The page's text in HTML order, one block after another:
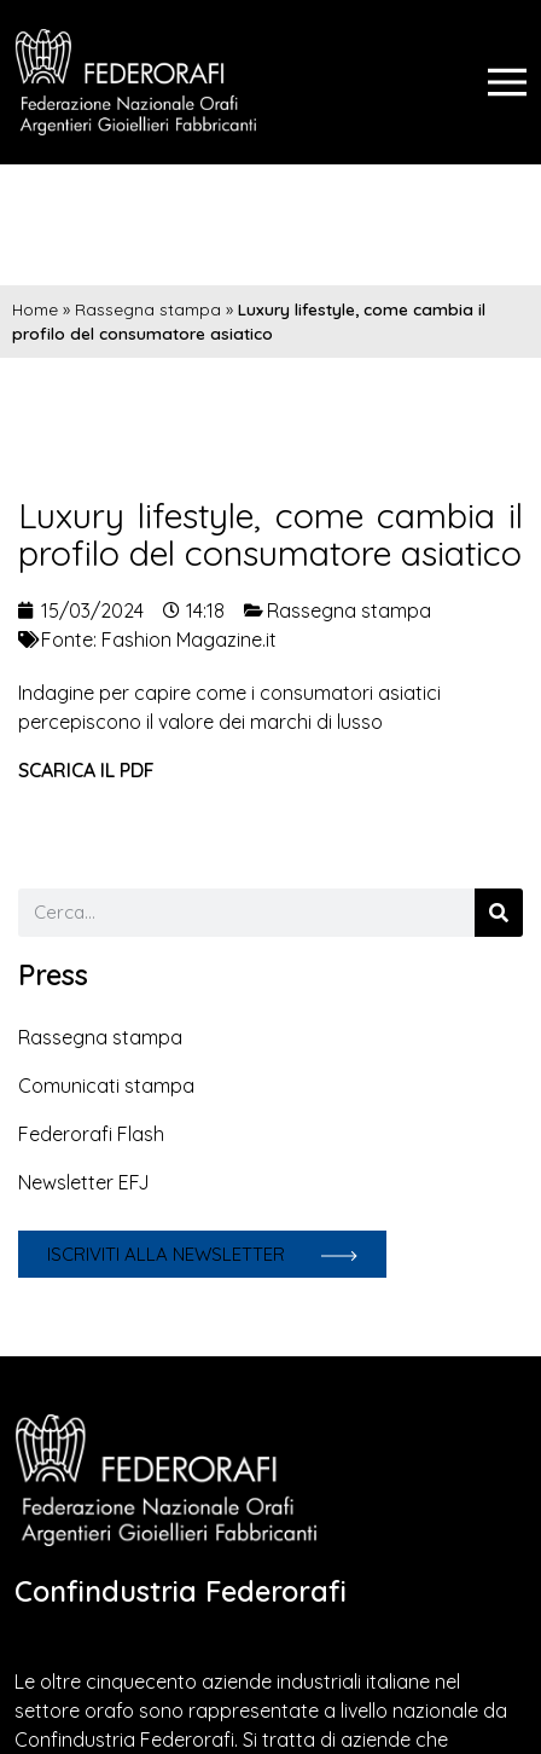
Home » Rassegna stampa » Luxury lifestyle, come cambia il
profilo del consumatore asiatico
Luxury lifestyle, come cambia il
profilo del consumatore asiatico
15/03/2024 14:18
Rassegna stampa
Fonte: Fashion Magazine.it
Indagine per capire come i consumatori asiatici
percepiscono il valore dei marchi di lusso
SCARICA IL PDF
Press
Rassegna stampa
Comunicati stampa
Federorafi Flash
Newsletter EFJ
ISCRIVITI ALLA NEWSLETTER
Confindustria Federorafi
Le oltre cinquecento aziende industriali italiane nel
settore orafo sono rappresentate a livello nazionale da
Confindustria Federorafi. Si tratta di aziende che